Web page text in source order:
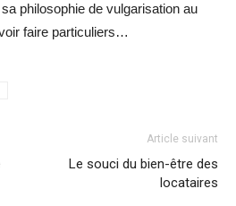
philosophie de vulgarisation au
faire particuliers…
Article suivant
Le souci du bien-être des
locataires